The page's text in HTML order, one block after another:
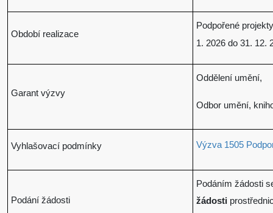
Období realizace
Podpořené
1. 2026 do 31. 12.
Garant výzvy
Oddělení umění,
Odbor umění,
Vyhlašovací podmínky Výzva 1505
Podání žádosti
Podáním žádosti
žádosti